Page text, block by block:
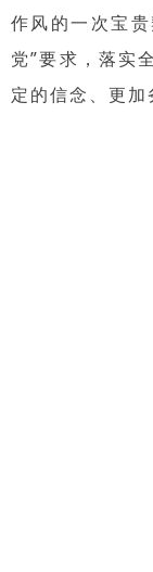
作风的一次宝
党”要求，落实
定的信念、更